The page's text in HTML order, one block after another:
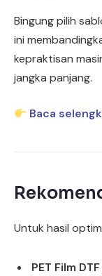
Bingung pilih
ini
kepraktisan
jangka panjang.
Baca
Untuk hasil
PET Film